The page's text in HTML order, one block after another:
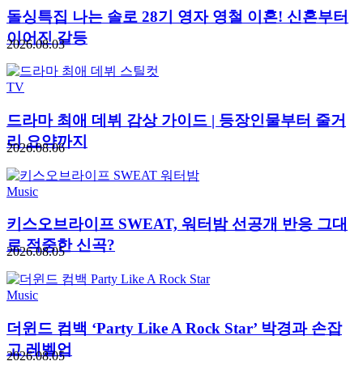
돌싱특집 나는 솔로 28기 영자 영철 이혼! 신혼부터
이어진 갈등
2026.08.03
TV
드라마 최애 데뷔 감상 가이드 | 등장인물부터 줄거
리 요약까지
2026.08.06
Music
키스오브라이프 SWEAT, 워터밤 선공개 반응 그대
로 적중한 신곡?
2026.08.05
Music
더윈드 컴백 ‘Party Like A Rock Star’ 박경과 손잡
고 레벨업
2026.08.05